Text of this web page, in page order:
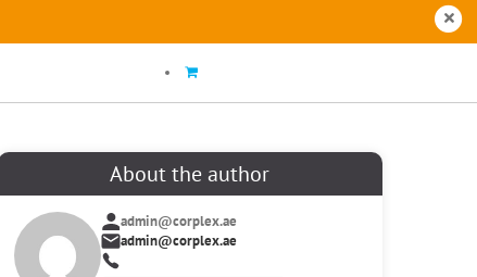
About the author
admin@corplex.ae
admin@corplex.ae